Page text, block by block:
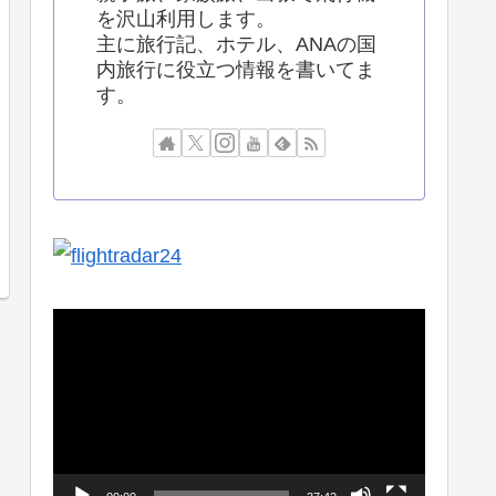
を沢山利用します。
主に旅行記、ホテル、ANAの国
内旅行に役立つ情報を書いてま
す。